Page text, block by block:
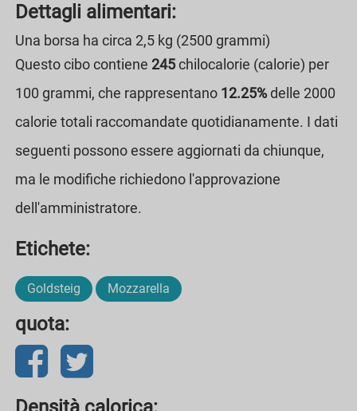
Dettagli alimentari:
Una borsa ha circa 2,5 kg (2500 grammi)
Questo cibo contiene 245chilocalorie (calorie) per
100 grammi, che rappresentano 12.25%delle 2000
calorie totali raccomandate quotidianamente. I dati
seguenti possono essere aggiornati da chiunque,
ma le modifiche richiedono l'approvazione
dell'amministratore.
Etichete:
Goldsteig Mozzarella
quota: